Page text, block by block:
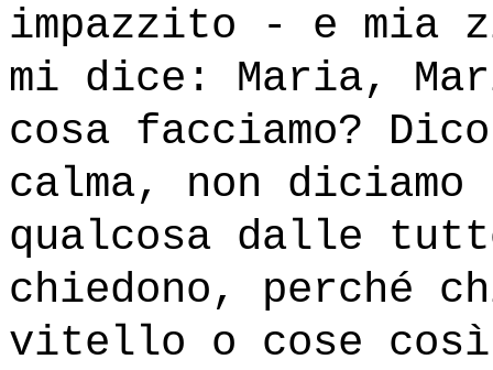
impazzito - e mia
mi dice: Maria,
cosa facciamo?
calma, non
qualcosa dalle
chiedono, perché
vitello o cose